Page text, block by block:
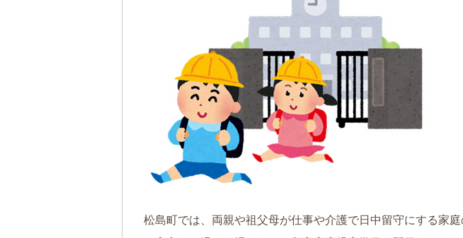
松島町では、両親や祖父母が仕事や介護で日中留守にする家